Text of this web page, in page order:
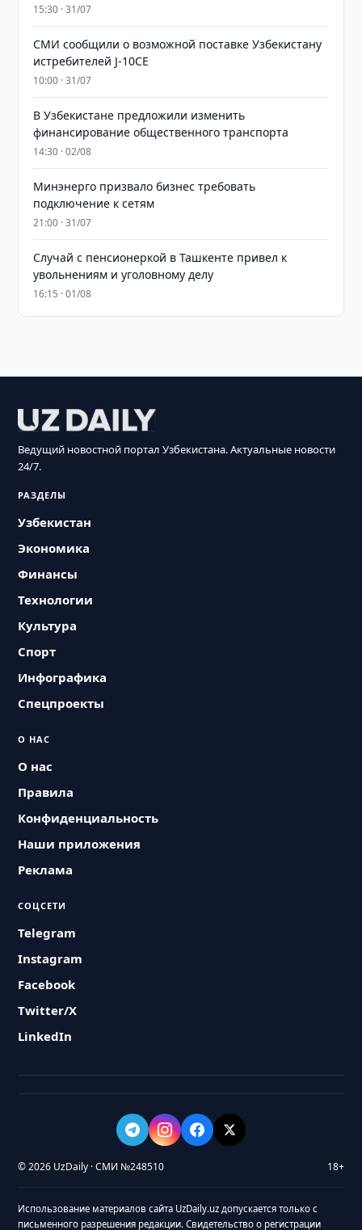
15:30 · 31/07
СМИ сообщили о возможной поставке Узбекистану
истребителей J-10CE
10:00 · 31/07
В Узбекистане предложили изменить
финансирование общественного транспорта
14:30 · 02/08
Минэнерго призвало бизнес требовать
подключение к сетям
21:00 · 31/07
Случай с пенсионеркой в Ташкенте привел к
увольнениям и уголовному делу
16:15 · 01/08
Ведущий новостной портал Узбекистана. Актуальные новости
24/7.
РАЗДЕЛЫ
Узбекистан
Экономика
Финансы
Технологии
Культура
Спорт
Инфографика
Спецпроекты
О НАС
О нас
Правила
Конфиденциальность
Наши приложения
Реклама
СОЦСЕТИ
Telegram
Instagram
Facebook
Twitter/X
LinkedIn
© 2026 UzDaily · СМИ №248510 18+
Использование материалов сайта UzDaily.uz допускается только с
письменного разрешения редакции. Свидетельство о регистрации